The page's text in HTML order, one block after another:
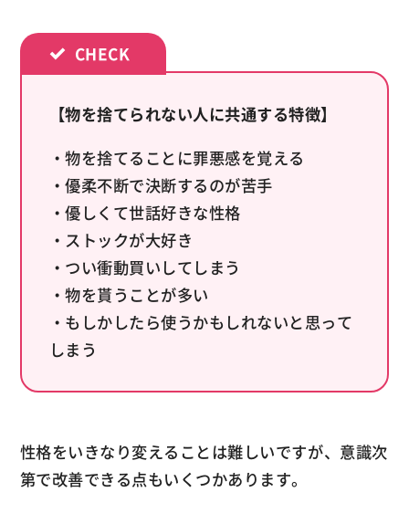
【物を捨てられない人に共通する特徴】
・物を捨てることに罪悪感を覚える
・優柔不断で決断するのが苦手
・優しくて世話好きな性格
・ストックが大好き
・つい衝動買いしてしまう
・物を貰うことが多い
・もしかしたら使うかもしれないと思って
しまう
性格をいきなり変えることは難しいですが、意識次
第で改善できる点もいくつかあります。